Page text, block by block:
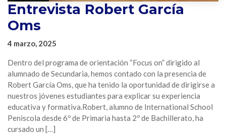
Entrevista Robert García
Oms
4 marzo, 2025
Dentro del programa de orientación “Focus on” dirigido al
alumnado de Secundaria, hemos contado con la presencia de
Robert García Oms, que ha tenido la oportunidad de dirigirse a
nuestros jóvenes estudiantes para explicar su experiencia
educativa y formativa.Robert, alumno de International School
Peniscola desde 6º de Primaria hasta 2º de Bachillerato, ha
cursado un […]